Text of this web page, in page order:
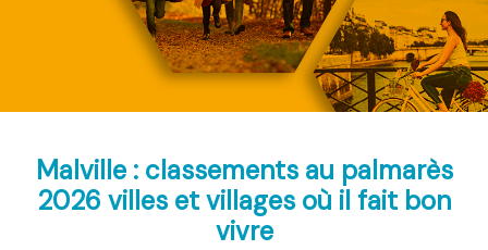
Malville : classements au palmarès
2026 villes et villages où il fait bon
vivre